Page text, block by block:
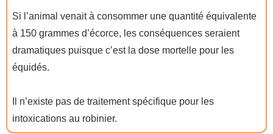
Si l’animal venait à consommer une quantité équivalente
à 150 grammes d’écorce, les conséquences seraient
dramatiques puisque c’est la dose mortelle pour les
équidés.
Il n’existe pas de traitement spécifique pour les
intoxications au robinier.